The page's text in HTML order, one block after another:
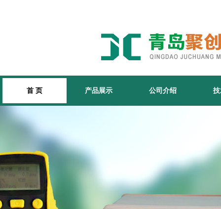
首 页 产品展示 公司介绍